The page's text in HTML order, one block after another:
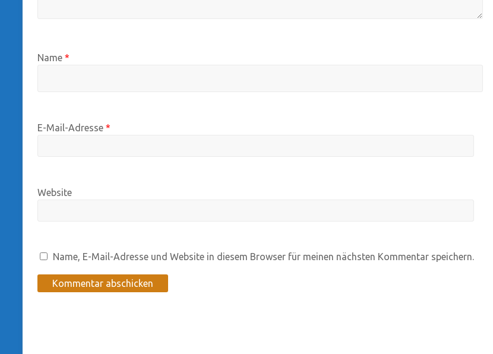
Name *
E-Mail-Adresse *
Website
Name, E-Mail-Adresse und Website in diesem Browser für meinen nächsten Kommentar speichern.